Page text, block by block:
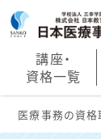
講座・
資格一覧
医療事務の資